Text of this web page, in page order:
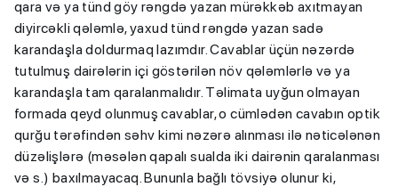
qara və ya tünd göy rəngdə yazan mürəkkəb axıtmayan
diyircəkli qələmlə, yaxud tünd rəngdə yazan sadə
karandaşla doldurmaq lazımdır. Cavablar üçün nəzərdə
tutulmuş dairələrin içi göstərilən növ qələmlərlə və ya
karandaşla tam qaralanmalıdır. Təlimata uyğun olmayan
formada qeyd olunmuş cavablar, o cümlədən cavabın optik
qurğu tərəfindən səhv kimi nəzərə alınması ilə nəticələnən
düzəlişlərə (məsələn qapalı sualda iki dairənin qaralanması
və s.) baxılmayacaq. Bununla bağlı tövsiyə olunur ki,